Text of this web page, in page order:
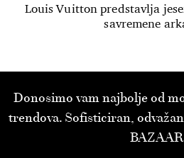
Louis Vuitton predstavlja
savremene
Donosimo vam najbolje od
trendova. Sofisticiran,